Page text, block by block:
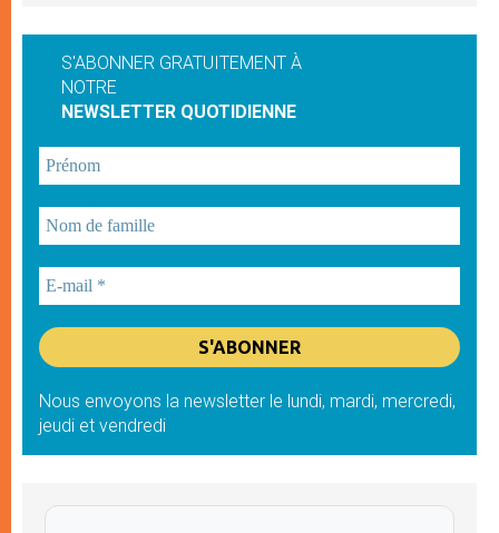
S'ABONNER GRATUITEMENT À
NOTRE
NEWSLETTER QUOTIDIENNE
Nous envoyons la newsletter le lundi, mardi, mercredi,
jeudi et vendredi